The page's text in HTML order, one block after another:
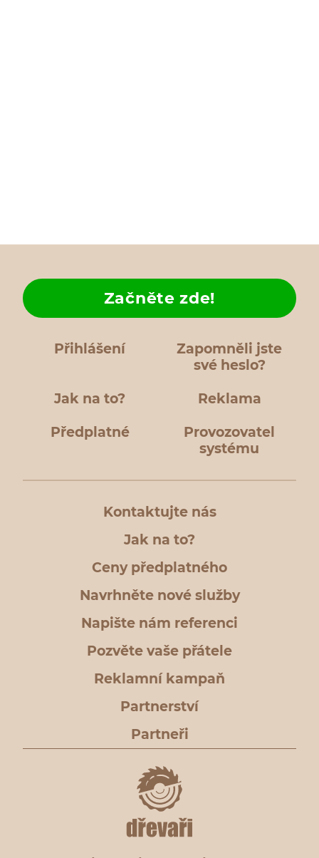
Přihlášení
Zapomněli jste
své heslo?
Jak na to?
Začněte zde!
Reklama
Předplatné
Provozovatel
systému
Kontaktujte nás
Jak na to?
Ceny předplatného
Navrhněte nové služby
Napište nám referenci
Pozvěte vaše přátele
Reklamní kampaň
Partnerství
Partneři